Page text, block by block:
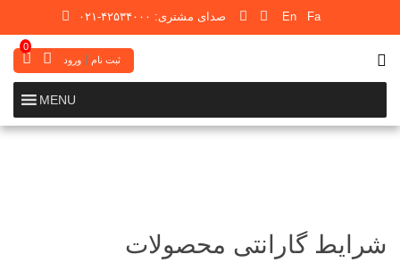
En Fa صدای مشتری: ۴۲۵۳۴۰۰۰-۰۲۱
ثبت نام ورود
0
MENU
شرایط گارانتی محصولات